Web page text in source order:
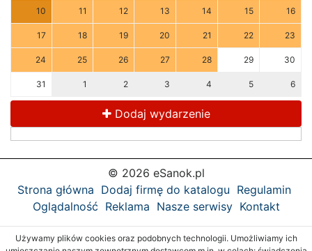
10 11 12 13 14 15 16
17 18 19 20 21 22 23
24 25 26 27 28 29 30
31 1 2 3 4 5 6
Dodaj wydarzenie
© 2026 eSanok.pl
Strona główna Dodaj firmę do katalogu Regulamin
Oglądalność Reklama Nasze serwisy Kontakt
Używamy plików cookies oraz podobnych technologii. Umożliwiamy ich